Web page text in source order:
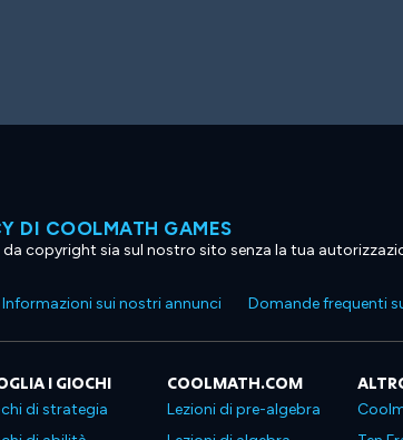
DI COOLMATH GAMES
copyright sia sul nostro sito senza la tua
Informazioni sui nostri annunci Domande frequenti
I GIOCHI
di strategia
COOLMATH.COM
Lezioni di pre-algebra